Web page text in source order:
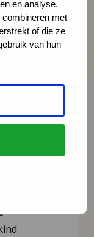
en analyse.
met
of die ze
van hun
sensitieve,